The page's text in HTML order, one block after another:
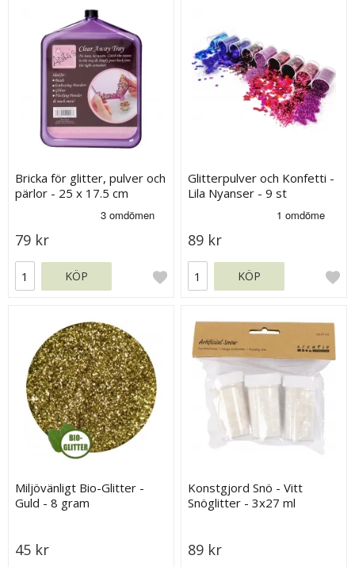
Bricka för glitter, pulver och
pärlor - 25 x 17.5 cm
79 kr
KÖP
Glitterpulver och Konfetti -
Lila Nyanser - 9 st
89 kr
KÖP
Miljövänligt Bio-Glitter -
Guld - 8 gram
45 kr
Konstgjord Snö - Vitt
Snöglitter - 3x27 ml
89 kr